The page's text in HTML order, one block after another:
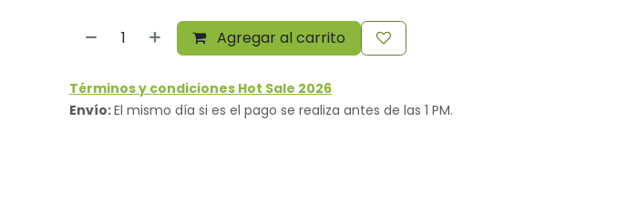
Agregar al carrito
Términos y condiciones Hot Sale 2026
Envío:El mismo día si es el pago se realiza antes de las 1 PM.